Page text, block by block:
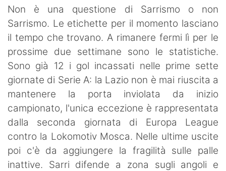
SHOP LAZIO
Contatti
Non è una questione di Sarrismo o non
Sarrismo. Le etichette per il momento lasciano
il tempo che trovano. A rimanere fermi lì per le
prossime due settimane sono le statistiche.
Sono già 12 i gol incassati nelle prime sette
giornate di Serie A: la Lazio non è mai riuscita a
mantenere la porta inviolata da inizio
campionato, l'unica eccezione è rappresentata
dalla seconda giornata di Europa League
contro la Lokomotiv Mosca. Nelle ultime uscite
poi c'è da aggiungere la fragilità sulle palle
inattive. Sarri difende a zona sugli angoli e